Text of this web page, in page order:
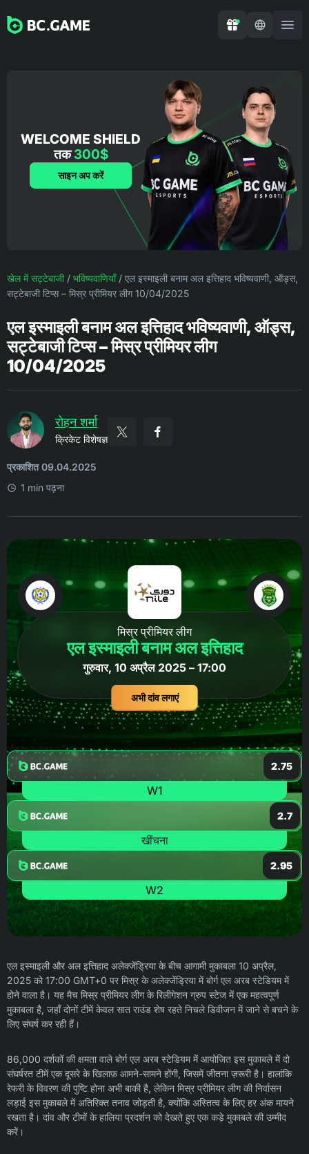
WELCOME SHIELD
तक300$
साइन अप करें
खेल में सट्टेबाजी/ भविष्यवाणियाँ/ एल इस्माइली बनाम अल इत्तिहाद भविष्यवाणी, ऑड्स,
सट्टेबाजी टिप्स – मिस्र प्रीमियर लीग 10/04/2025
एल इस्माइली बनाम अल इत्तिहाद भविष्यवाणी, ऑड्स,
सट्टेबाजी टिप्स – मिस्र प्रीमियर लीग
10/04/2025
रोहन शर्मा
क्रिकेट विशेषज्ञ
प्रकाशित 09.04.2025
1 min पढ़ना
मिस्र प्रीमियर लीग
एल इस्माइली बनाम अल इत्तिहाद
गुरुवार, 10 अप्रैल 2025 – 17:00
अभी दांव लगाएं
2.75
W1
2.7
खींचना
2.95
W2
एल इस्माइली और अल इत्तिहाद अलेक्जेंड्रिया के बीच आगामी मुकाबला 10 अप्रैल,
2025 को 17:00 GMT+0 पर मिस्र के अलेक्जेंड्रिया में बोर्ग एल अरब स्टेडियम में
होने वाला है। यह मैच मिस्र प्रीमियर लीग के रिलीगेशन ग्रुप स्टेज में एक महत्वपूर्ण
मुकाबला है, जहाँ दोनों टीमें केवल सात राउंड शेष रहते निचले डिवीजन में जाने से बचने के
लिए संघर्ष कर रही हैं।
86,000 दर्शकों की क्षमता वाले बोर्ग एल अरब स्टेडियम में आयोजित इस मुकाबले में दो
संघर्षरत टीमें एक दूसरे के खिलाफ़ आमने-सामने होंगी, जिसमें जीतना ज़रूरी है। हालांकि
रेफरी के विवरण की पुष्टि होना अभी बाकी है, लेकिन मिस्र प्रीमियर लीग की निर्वासन
लड़ाई इस मुकाबले में अतिरिक्त तनाव जोड़ती है, क्योंकि अस्तित्व के लिए हर अंक मायने
रखता है। दांव और टीमों के हालिया प्रदर्शन को देखते हुए एक कड़े मुकाबले की उम्मीद
करें।